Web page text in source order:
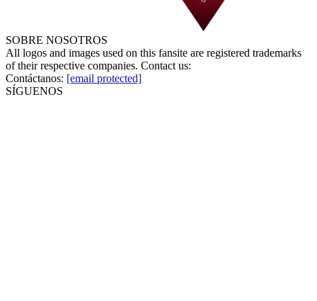
SOBRE NOSOTROS
All logos and images used on this fansite are registered trademarks
of their respective companies. Contact us:
Contáctanos: [email protected]
SÍGUENOS